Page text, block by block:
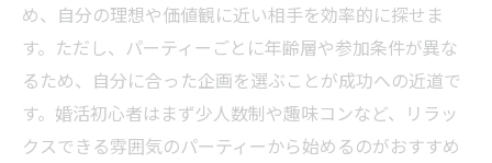
婚活パーティー参加者が相談所を選ぶ理由
婚活サイトと結婚相談所の比較ポイント
結婚相談所のカウンセラー選びで失敗しな
い方法
め、自分の理想や価値観に近い相手を効率的に探せま
す。ただし、パーティーごとに年齢層や参加条件が異な
るため、自分に合った企画を選ぶことが成功への近道で
す。婚活初心者はまず少人数制や趣味コンなど、リラッ
クスできる雰囲気のパーティーから始めるのがおすすめ